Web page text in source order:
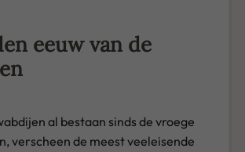
eeuw van de
al bestaan sinds de vroege
verscheen de meest veeleisende